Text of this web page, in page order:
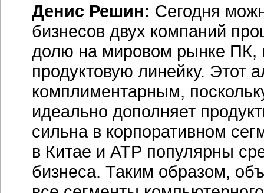
Денис Решин: Сегодня
бизнесов двух компаний
долю на мировом рынке
продуктовую линейку. Этот
комплиментарным,
идеально дополняет
сильна в корпоративном
в Китае и АТР популярны
бизнеса. Таким образом,